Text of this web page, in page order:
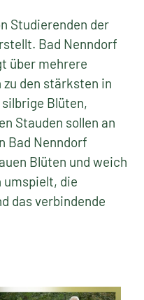
Studierenden der
Bad Nenndorf
über mehrere
zu den stärksten in
Blüten,
Stauden sollen an
Bad Nenndorf
Blüten und weich
umspielt, die
das verbindende